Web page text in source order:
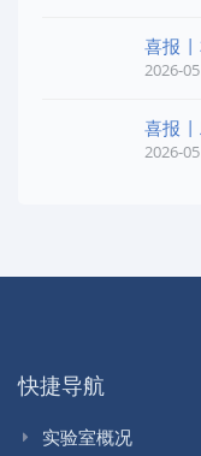
喜报 |
2026-05
喜报 |
2026-05
快捷导航
实验室概况